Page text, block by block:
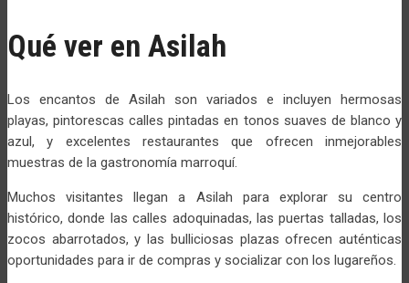
Qué ver en Asilah
Los encantos de Asilah son variados e incluyen hermosas
playas, pintorescas calles pintadas en tonos suaves de blanco y
azul, y excelentes restaurantes que ofrecen inmejorables
muestras de la gastronomía marroquí.
Muchos visitantes llegan a Asilah para explorar su centro
histórico, donde las calles adoquinadas, las puertas talladas, los
zocos abarrotados, y las bulliciosas plazas ofrecen auténticas
oportunidades para ir de compras y socializar con los lugareños.